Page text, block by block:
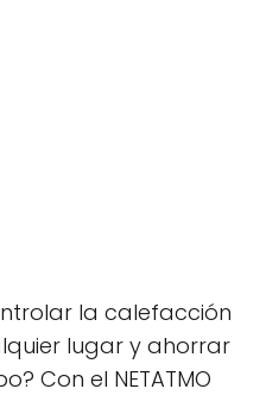
la calefacción
lugar y ahorrar
Con el NETATMO